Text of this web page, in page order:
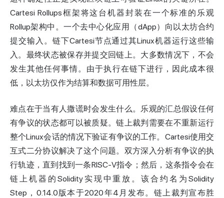
Cartesi Rollups框架将这台机器封装在一个标准的乐观
Rollup架构中。一个去中心化应用（dApp）向以太坊合约
提交输入。链下Cartesi节点通过其Linux机器运行这些输
入。最终状态被保存并提交回链上。大多数情况下，不会
发生其他任何事情。由于执行在链下进行，因此成本很
低，以太坊仅作为结算和数据可用性层。
难点在于当有人撒谎时会发生什么。乐观的汇总假设任何
有争议的状态都可以被质疑。链上裁判需要在不重新运行
整个Linux会话的情况下验证有争议的工作。Cartesi使用交
互式二分协议解决了这个问题。双方深入分析有争议的执
行轨迹，直到找到一条RISC-V指令；然后，这条指令会在
链上机器的Solidity实现中重放。该合约名为Solidity
Step，0.14.0版本于2020年4月发布。链上裁判宣布胜